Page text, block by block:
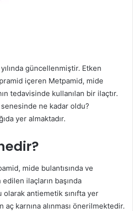
yılında güncellenmiştir. Etken
içeren Metpamid, mide
tedavisinde kullanılan bir ilaçtır.
senesinde ne kadar oldu?
yer almaktadır.
mide bulantısında ve
ilaçların başında
antiemetik sınıfta yer
aç karnına alınması önerilmektedir.